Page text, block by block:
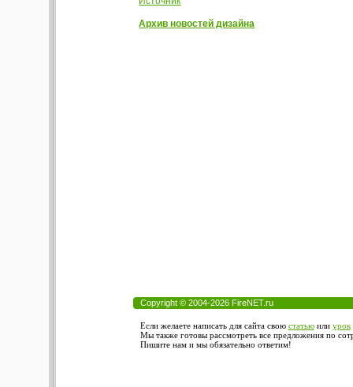
Архив новостей дизайна
Copyright © 2004-2026 FireNET.ru
Если желаете написать для сайта свою статьюили урок
Мы также готовы рассмотреть все предложения по
Пишите нам и мы обязательно ответим!